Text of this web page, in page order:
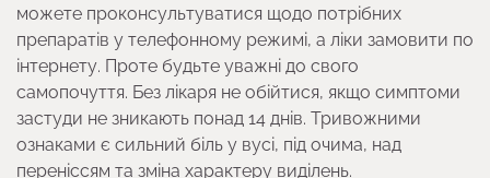
можете проконсультуватися щодо потрібних
препаратів у телефонному режимі, а ліки замовити по
інтернету. Проте будьте уважні до свого
самопочуття. Без лікаря не обійтися, якщо симптоми
застуди не зникають понад 14 днів. Тривожними
ознаками є сильний біль у вусі, під очима, над
переніссям та зміна характеру виділень.